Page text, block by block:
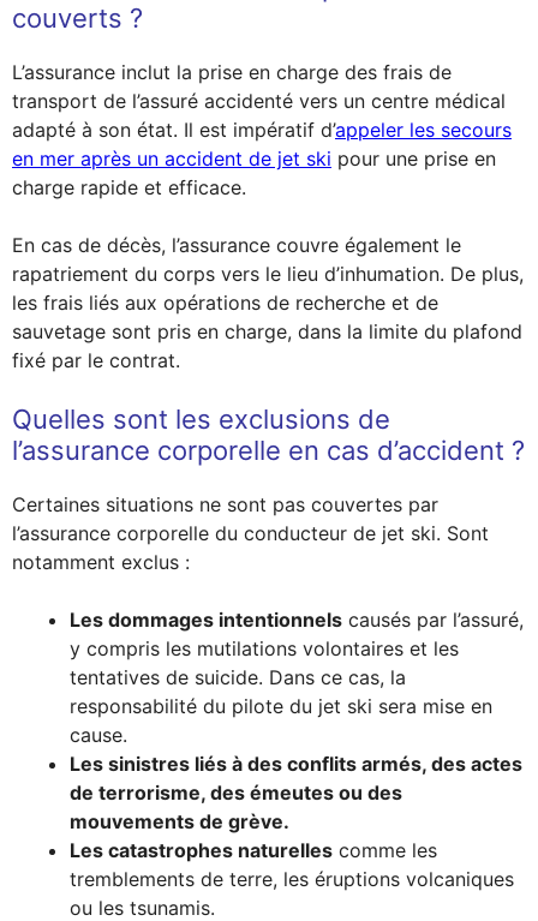
couverts ?
L’assurance inclut la prise en charge des frais de
transport de l’assuré accidenté vers un centre médical
adapté à son état. Il est impératif d’appeler les secours
en mer après un accident de jet ski pour une prise en
charge rapide et efficace.
En cas de décès, l’assurance couvre également le
rapatriement du corps vers le lieu d’inhumation. De plus,
les frais liés aux opérations de recherche et de
sauvetage sont pris en charge, dans la limite du plafond
fixé par le contrat.
Quelles sont les exclusions de
l’assurance corporelle en cas d’accident ?
Certaines situations ne sont pas couvertes par
l’assurance corporelle du conducteur de jet ski. Sont
notamment exclus :
Les dommages intentionnels causés par l’assuré,
y compris les mutilations volontaires et les
tentatives de suicide. Dans ce cas, la
responsabilité du pilote du jet ski sera mise en
cause.
Les sinistres liés à des conflits armés, des actes
de terrorisme, des émeutes ou des
mouvements de grève.
Les catastrophes naturelles comme les
tremblements de terre, les éruptions volcaniques
ou les tsunamis.